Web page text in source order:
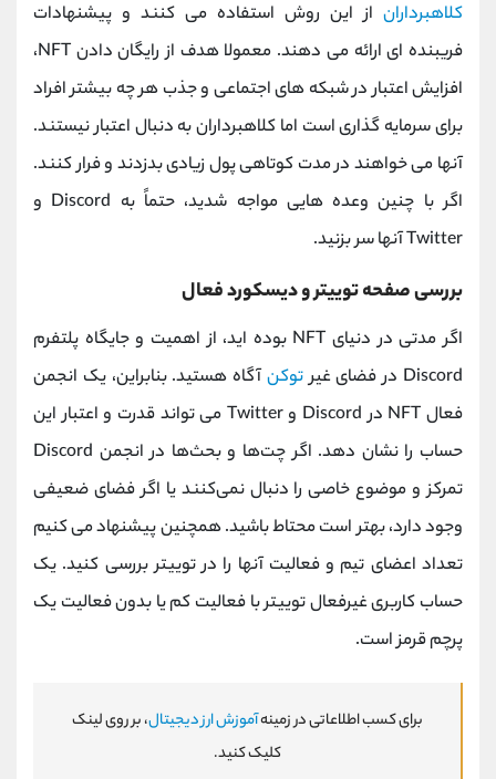
کلاهبرداران از این روش استفاده می کنند و پیشنهادات
فریبنده ای ارائه می دهند. معمولا هدف از رایگان دادن NFT،
افزایش اعتبار در شبکه های اجتماعی و جذب هر چه بیشتر افراد
برای سرمایه گذاری است اما کلاهبرداران به دنبال اعتبار نیستند.
آنها می خواهند در مدت کوتاهی پول زیادی بدزدند و فرار کنند.
اگر با چنین وعده هایی مواجه شدید، حتماً به Discord و
Twitter آنها سر بزنید.
بررسی صفحه توییتر و دیسکورد فعال
اگر مدتی در دنیای NFT بوده اید، از اهمیت و جایگاه پلتفرم
Discord در فضای غیر
توکنآگاه هستید. بنابراین، یک انجمن
فعال NFT در Discord و Twitter می تواند قدرت و اعتبار این
حساب را نشان دهد. اگر چت‌ها و بحث‌ها در انجمن Discord
تمرکز و موضوع خاصی را دنبال نمی‌کنند یا اگر فضای ضعیفی
وجود دارد، بهتر است محتاط باشید. همچنین پیشنهاد می کنیم
تعداد اعضای تیم و فعالیت آنها را در توییتر بررسی کنید. یک
حساب کاربری غیرفعال توییتر با فعالیت کم یا بدون فعالیت یک
پرچم قرمز است.
برای کسب اطلاعاتی در زمینهآموزش ارز دیجیتال، بر روی لینک
کلیک کنید.